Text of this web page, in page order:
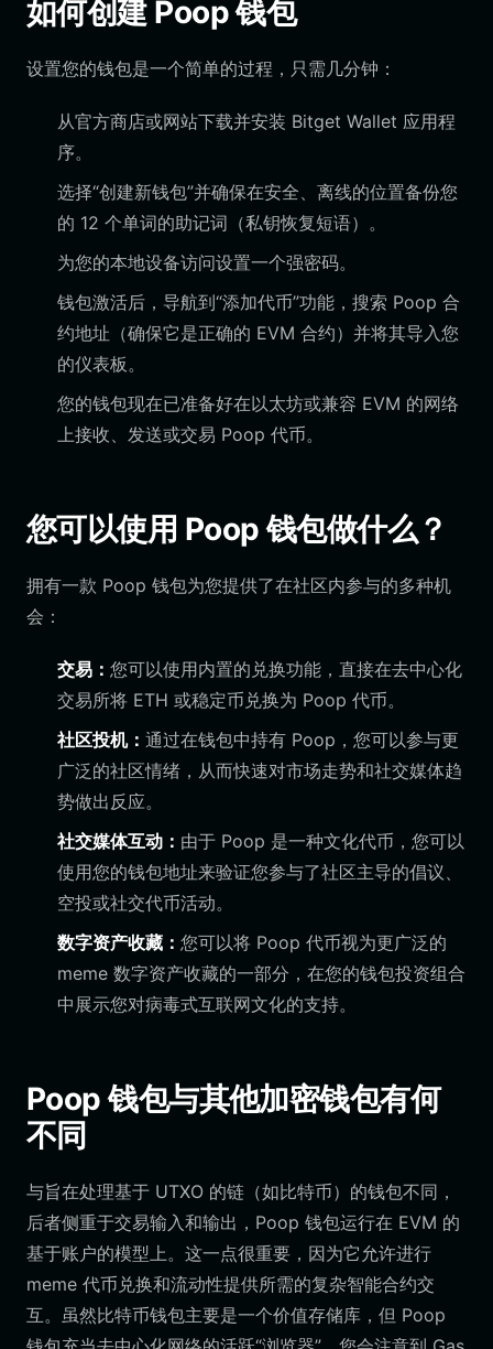
如何创建 Poop 钱包
设置您的钱包是一个简单的过程，只需几分钟：
从官方商店或网站下载并安装 Bitget Wallet 应用程
序。
选择“创建新钱包”并确保在安全、离线的位置备份您
的 12 个单词的助记词（私钥恢复短语）。
为您的本地设备访问设置一个强密码。
钱包激活后，导航到“添加代币”功能，搜索 Poop 合
约地址（确保它是正确的 EVM 合约）并将其导入您
的仪表板。
您的钱包现在已准备好在以太坊或兼容 EVM 的网络
上接收、发送或交易 Poop 代币。
您可以使用 Poop 钱包做什么？
拥有一款 Poop 钱包为您提供了在社区内参与的多种机
会：
交易： 您可以使用内置的兑换功能，直接在去中心化
交易所将 ETH 或稳定币兑换为 Poop 代币。
社区投机： 通过在钱包中持有 Poop，您可以参与更
广泛的社区情绪，从而快速对市场走势和社交媒体趋
势做出反应。
社交媒体互动： 由于 Poop 是一种文化代币，您可以
使用您的钱包地址来验证您参与了社区主导的倡议、
空投或社交代币活动。
数字资产收藏： 您可以将 Poop 代币视为更广泛的
meme 数字资产收藏的一部分，在您的钱包投资组合
中展示您对病毒式互联网文化的支持。
Poop 钱包与其他加密钱包有何
不同
与旨在处理基于 UTXO 的链（如比特币）的钱包不同，
后者侧重于交易输入和输出，Poop 钱包运行在 EVM 的
基于账户的模型上。这一点很重要，因为它允许进行
meme 代币兑换和流动性提供所需的复杂智能合约交
互。虽然比特币钱包主要是一个价值存储库，但 Poop